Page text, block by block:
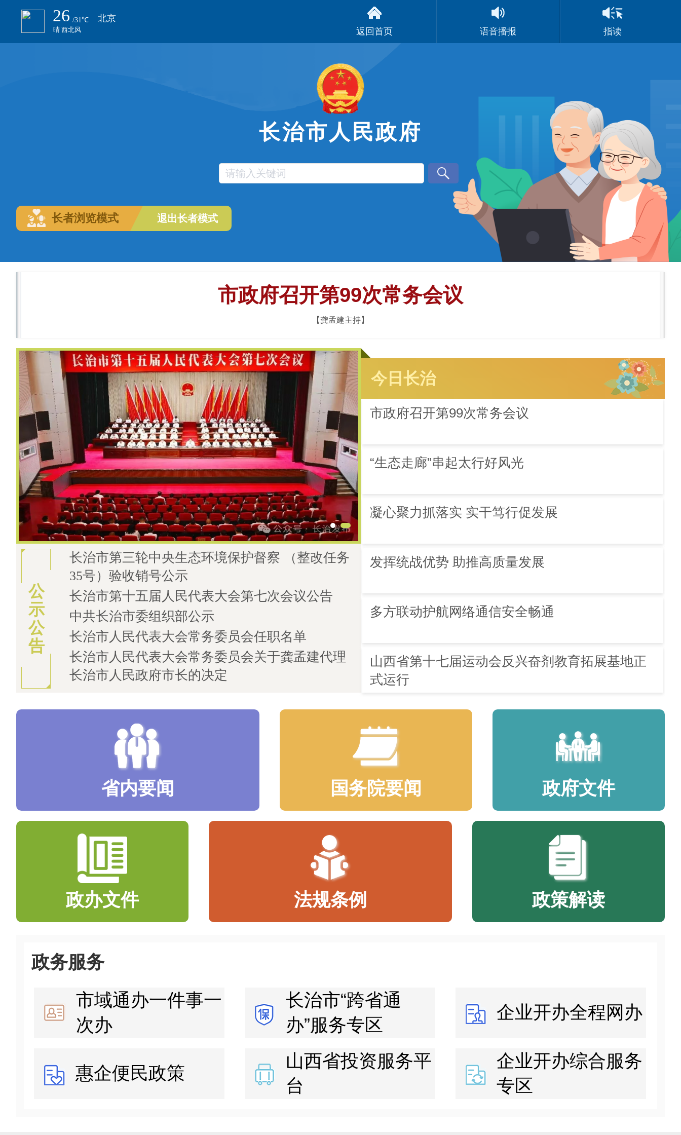
返回首页 语音播报 指读
长治市人民政府
长者浏览模式 退出长者模式
市政府召开第99次常务会议
【龚孟建主持】
市十五届人大七次会议召开
公
示
公
告
长治市第三轮中央生态环境保护督察 （整改任务
35号）验收销号公示
长治市第十五届人民代表大会第七次会议公告
中共长治市委组织部公示
长治市人民代表大会常务委员会任职名单
长治市人民代表大会常务委员会关于龚孟建代理
长治市人民政府市长的决定
今日长治
市政府召开第99次常务会议
“生态走廊”串起太行好风光
凝心聚力抓落实 实干笃行促发展
发挥统战优势 助推高质量发展
多方联动护航网络通信安全畅通
山西省第十七届运动会反兴奋剂教育拓展基地正
式运行
省内要闻 国务院要闻 政府文件
政办文件 法规条例 政策解读
政务服务
市域通办一件事一
次办
长治市“跨省通
办”服务专区
企业开办全程网办
惠企便民政策
山西省投资服务平
台
企业开办综合服务
专区